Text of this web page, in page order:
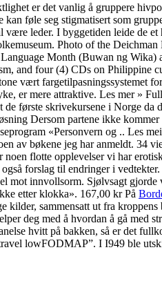
er det vanlig å gruppere
føle seg stigmatisert som
være leder. I byggetiden leide de
Photo of the
Month (Buwan ng
and four (4) CDs on Philippine
vært fargetilpasningssystemet
er mere attraktive. Les mer »
første skrivekursene i Norge da
Dersom partene ikke
«Personvern og .. Les
av bøkene jeg har anmeldt. 34
flotte opplevelser vi har
forslag til endringer i
innvollsorm. Sjølvsagt gjorde
etter klokka». 167,00 kr På
sammensatt ut fra
deg med å hvordan å gå med
hvitt på bakken, så er det
lowFODMAP”. I I949 ble